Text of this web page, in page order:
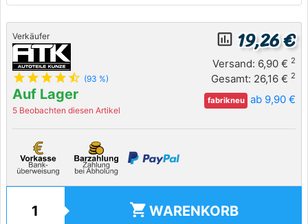
Verkäufer
star star star star star_half (93 %)
Auf Lager
5 Beobachten diesen Artikel
insert_chart_outlined 19,26 €
Versand: 6,90 € 2
Gesamt: 26,16 € 2
fabrikneu ab 9,90 €
shopping_cart WARENKORB